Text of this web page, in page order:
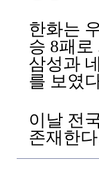
한화는
승 8패
삼성과
를 보였
이날 전
존재한